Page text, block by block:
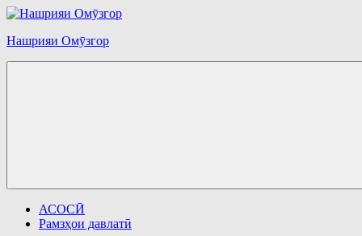
Перейти
содержимому
Нашрияи Омӯзгор
АСОСӢ
Рамзҳои давлатӣ